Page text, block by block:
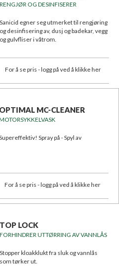
RENGJØR OG DESINFISERER
Sanicid egner seg utmerket til rengjøring
og desinfisering av, dusj og badekar, vegg
og gulvfliser i våtrom.
For å se pris - logg på ved å klikke her
OPTIMAL MC-CLEANER
Spray på - Spyl av
For å se pris - logg på ved å klikke her
TOP LOCK
FORHINDRER UTTØRRING AV VANNLÅS
Stopper kloakklukt fra sluk og vannlås
som tørker ut.